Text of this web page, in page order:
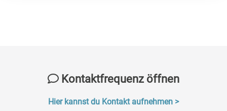
Kontaktfrequenz öffnen
Hier kannst du Kontakt aufnehmen >